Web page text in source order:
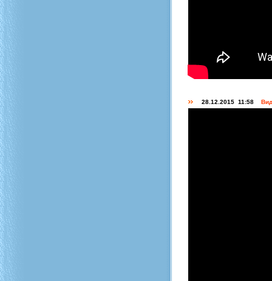
28.12.2015 11:58